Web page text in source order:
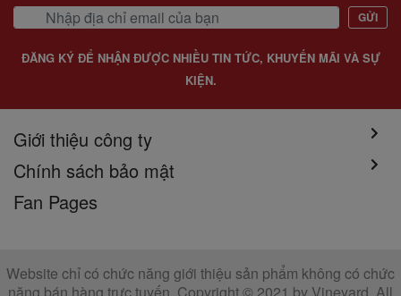
GỬI
ĐĂNG KÝ ĐỂ NHẬN ĐƯỢC NHIỀU TIN TỨC, KHUYẾN MÃI VÀ SỰ
KIỆN.
Giới thiệu công ty
Chính sách bảo mật
Fan Pages
Website chỉ có chức năng giới thiệu sản phẩm không có chức